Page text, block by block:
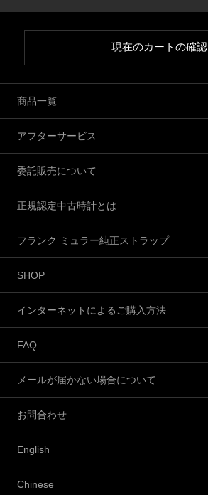
現在のカートの確認
商品一覧
アフターサービス
委託販売について
正規認定中古時計とは
フランク ミュラー純正ストラップ
SHOP
インターネットによるご購入方法
FAQ
メールが届かない場合について
お問合わせ
English
Chinese